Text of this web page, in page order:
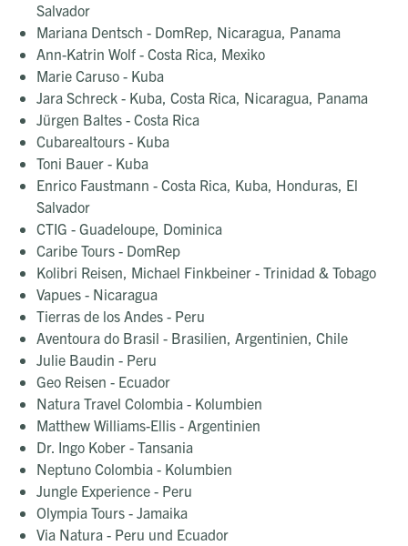
Salvador
Mariana Dentsch - DomRep, Nicaragua, Panama
Ann-Katrin Wolf - Costa Rica, Mexiko
Marie Caruso - Kuba
Jara Schreck - Kuba, Costa Rica, Nicaragua, Panama
Jürgen Baltes - Costa Rica
Cubarealtours - Kuba
Toni Bauer - Kuba
Enrico Faustmann - Costa Rica, Kuba, Honduras, El
Salvador
CTIG - Guadeloupe, Dominica
Caribe Tours - DomRep
Kolibri Reisen, Michael Finkbeiner - Trinidad & Tobago
Vapues - Nicaragua
Tierras de los Andes - Peru
Aventoura do Brasil - Brasilien, Argentinien, Chile
Julie Baudin - Peru
Geo Reisen - Ecuador
Natura Travel Colombia - Kolumbien
Matthew Williams-Ellis - Argentinien
Dr. Ingo Kober - Tansania
Neptuno Colombia - Kolumbien
Jungle Experience - Peru
Olympia Tours - Jamaika
Via Natura - Peru und Ecuador